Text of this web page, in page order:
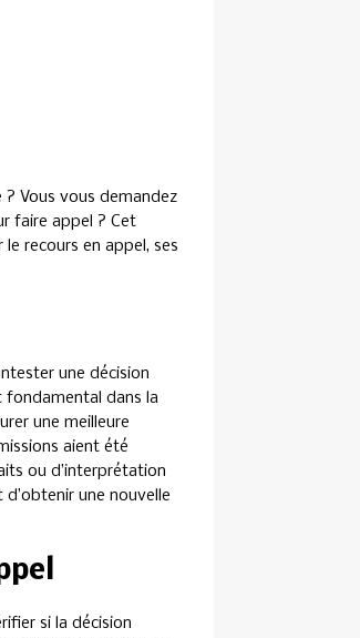
Vous vous demandez
faire appel ? Cet
recours en appel, ses
une décision
fondamental dans la
une meilleure
aient été
ou d’interprétation
une nouvelle
si la décision